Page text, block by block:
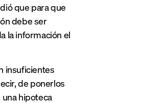
que para que
debe ser
la información el
insuficientes
de ponerlos
hipoteca